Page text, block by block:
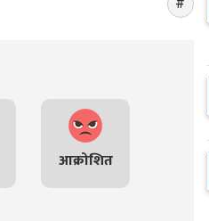
आक्रोशित